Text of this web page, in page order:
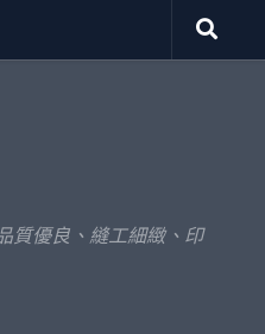
質優良、縫工細緻、印